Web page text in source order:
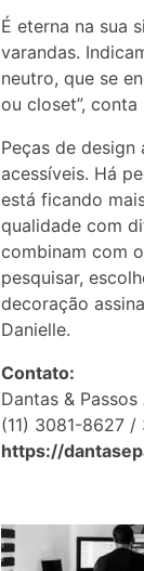
É eterna na sua
varandas.
neutro, que se
ou closet”, conta
Peças de
acessíveis. Há
está ficando
qualidade com
combinam com
pesquisar,
decoração
Danielle.
Contato:
Dantas &
(11) 3081-8627
https://